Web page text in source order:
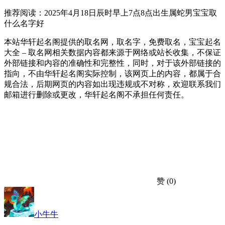
推荐阅读：2025年4月18日辰时早上7点8点出生属蛇男宝宝取
什么名字好
本站华轩起名阁提供的取名网，取名字，免费取名，宝宝起名
大全 – 取名网相关数据内容都来源于网络或站长收集，不保证
外部链接和内容的准确性和完整性，同时，对于该外部链接的
指向，不由华轩起名阁实际控制，该网页上的内容，都属于合
规合法，后期网页的内容如出现违规或不对称，欢迎联系我们
邮箱进行删除或更改，华轩起名阁不承担任何责任。
赞 (0)
小牛牛